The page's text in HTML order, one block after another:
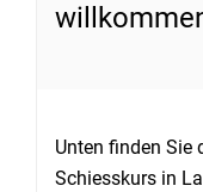
Unten finden Sie
Schiesskurs in